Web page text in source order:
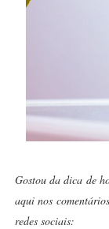
Gostou da dica de
aqui nos
redes sociais: